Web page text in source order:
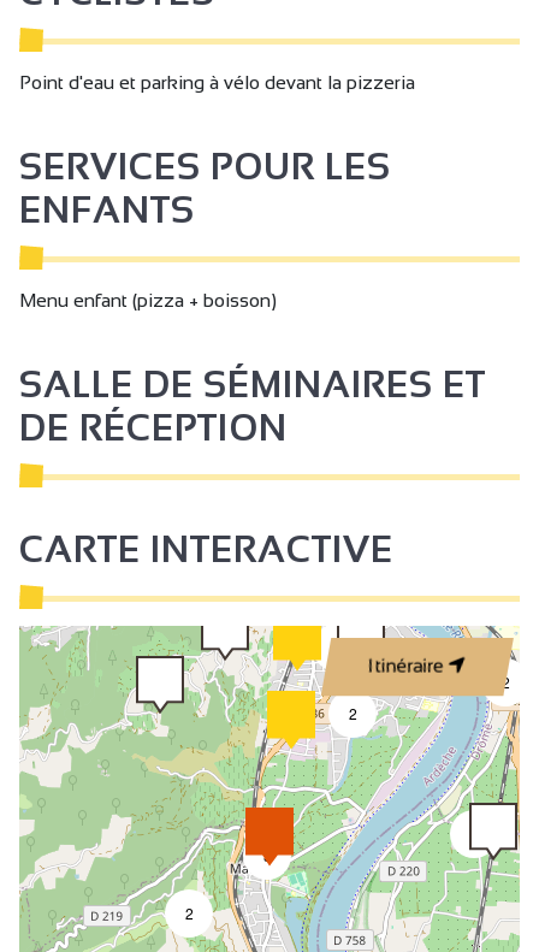
Point d'eau et parking à vélo devant la pizzeria
SERVICES POUR LES
ENFANTS
Menu enfant (pizza + boisson)
SALLE DE SÉMINAIRES ET
DE RÉCEPTION
CARTE INTERACTIVE
Itinéraire
2
3
2
2